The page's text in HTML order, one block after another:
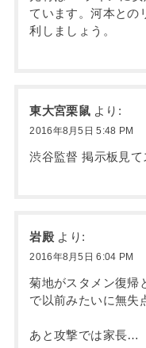
ています。河本との
利しましょう。
東大宮栗鼠 より:
2016年8月5日 5:48 PM
渋谷監督 掲示板見て
岩殿 より:
2016年8月5日 6:04 PM
菊地がスタメン復帰
で以前みたいに無失
あと攻撃では家長…